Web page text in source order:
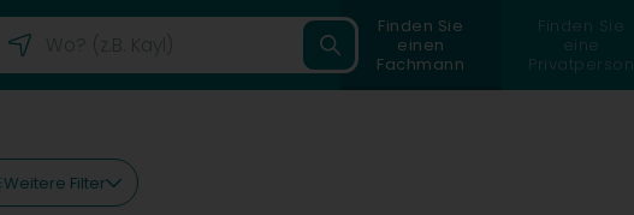
Finden Sie
einen
Fachmann
Finden Sie
eine
Privatperson
Weitere Filter